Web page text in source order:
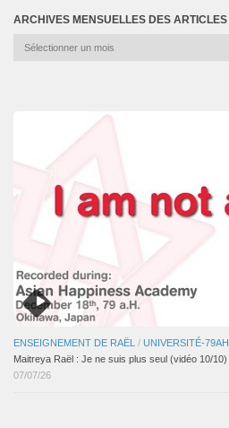
ARCHIVES MENSUELLES DES ARTICLES
Archives
ENSEIGNEMENT DE RAËL / UNIVERSITÉ-79AH
Maitreya Raël : Je ne suis plus seul (vidéo 10/10)
07/07/26